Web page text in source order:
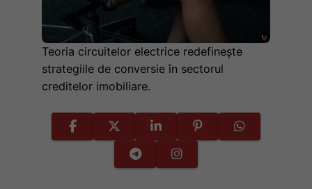
Teoria circuitelor electrice redefinește
strategiile de conversie în sectorul
creditelor imobiliare.